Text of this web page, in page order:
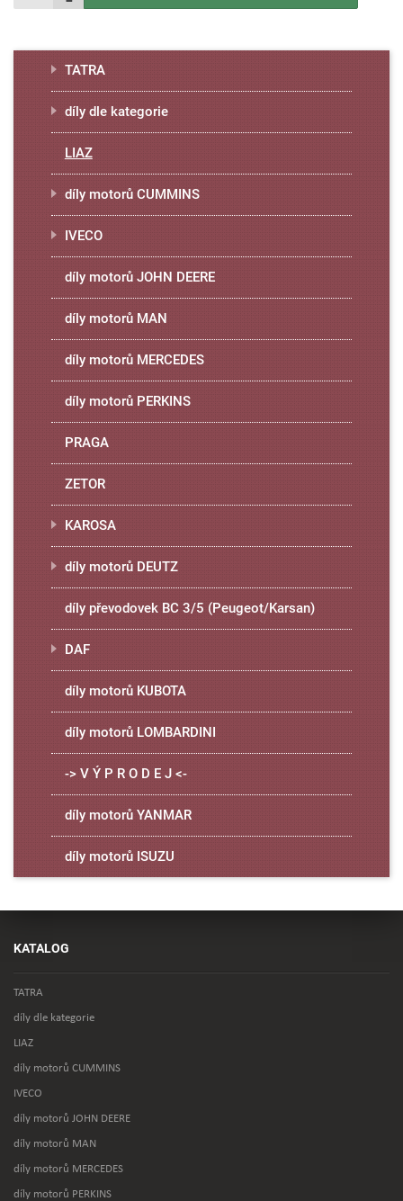
TATRA
díly dle kategorie
LIAZ
díly motorů CUMMINS
IVECO
díly motorů JOHN DEERE
díly motorů MAN
díly motorů MERCEDES
díly motorů PERKINS
PRAGA
ZETOR
KAROSA
díly motorů DEUTZ
díly převodovek BC 3/5 (Peugeot/Karsan)
DAF
díly motorů KUBOTA
díly motorů LOMBARDINI
-> V Ý P R O D E J <-
díly motorů YANMAR
díly motorů ISUZU
KATALOG
TATRA
díly dle kategorie
LIAZ
díly motorů CUMMINS
IVECO
díly motorů JOHN DEERE
díly motorů MAN
díly motorů MERCEDES
díly motorů PERKINS